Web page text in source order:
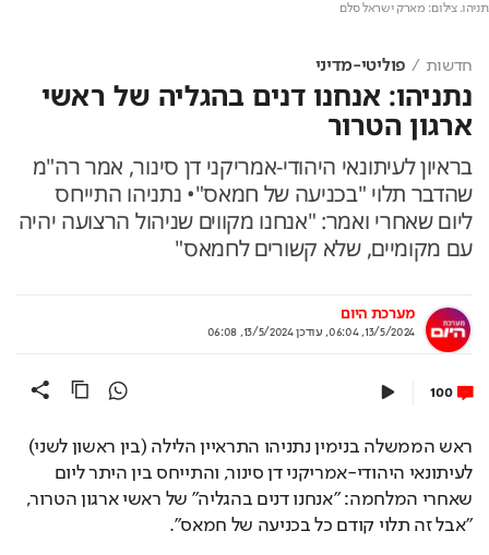
. צילום: מארק ישראל סלם
חדשות פוליטי-מדיני
נתניהו: אנחנו דנים בהגליה של ראשי
ארגון הטרור
בראיון לעיתונאי היהודי-אמריקני דן סינור, אמר רה"מ
שהדבר תלוי "בכניעה של חמאס"• נתניהו התייחס
ליום שאחרי ואמר: "אנחנו מקווים שניהול הרצועה יהיה
עם מקומיים, שלא קשורים לחמאס"
מערכת היום
13/5/2024, 06:04
,עודכן13/5/2024, 06:08
100
ראש הממשלה בנימין נתניהו התראיין הלילה (בין ראשון לשני)
לעיתונאי היהודי-אמריקני דן סינור, והתייחס בין היתר ליום
שאחרי המלחמה: "אנחנו דנים בהגליה" של ראשי ארגון הטרור,
"אבל זה תלוי קודם כל בכניעה של חמאס".